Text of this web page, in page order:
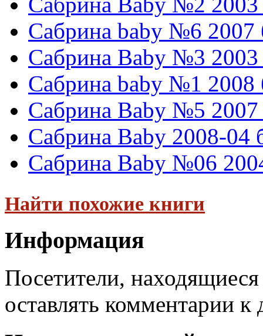
Сабрина baby №6 2007
Сабрина Baby №3 2003
Сабрина baby №1 2008
Сабрина Baby №5 2007
Сабрина Baby 2008-04
Сабрина Baby №06
Найти похожие книги
Информация
Посетители,
оставлять комментарии к